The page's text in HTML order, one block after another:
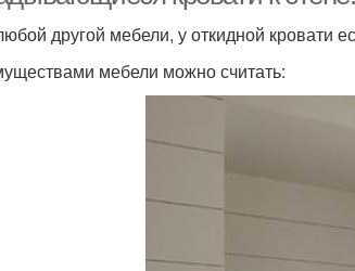
другой мебели, у откидной кровати
мебели можно считать: